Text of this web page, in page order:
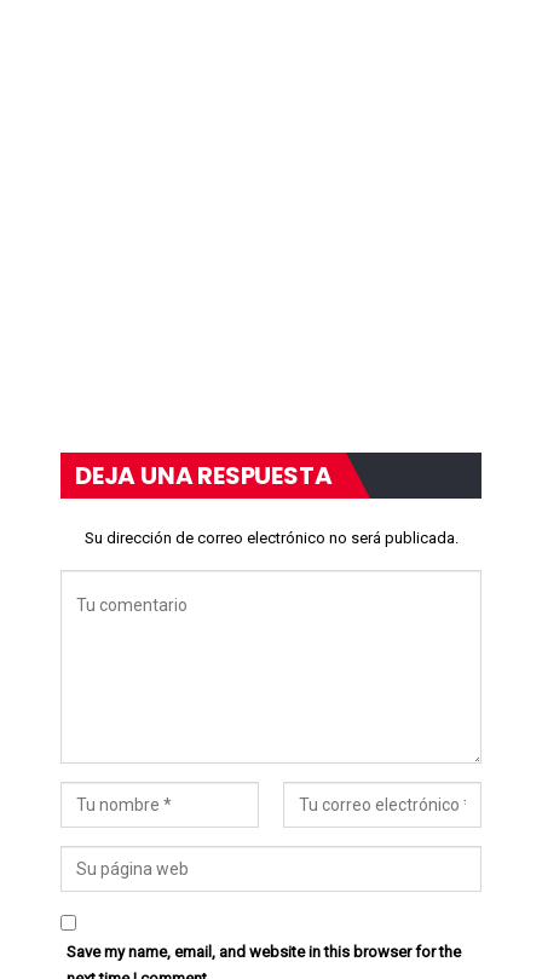
DEJA UNA RESPUESTA
Su dirección de correo electrónico no será publicada.
Save my name, email, and website in this browser for the